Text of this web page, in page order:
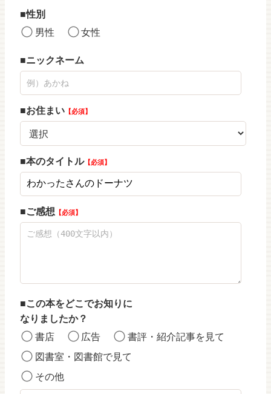
性別
男性
女性
ニックネーム
お住まい 必須
本のタイトル 必須
ご感想 必須
この本をどこでお知りに
なりましたか？
書店
広告
書評・紹介記事を見て
図書室・図書館で見て
その他